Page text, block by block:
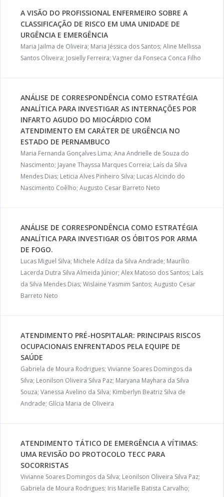
A VISÃO DO PROFISSIONAL ENFERMEIRO SOBRE A
CLASSIFICAÇÃO DE RISCO EM UMA UNIDADE DE
URGÊNCIA E EMERGÊNCIA
Maria Jailma de Oliveira; Maria Jéssica dos Santos; Aline Mellissa
Santos Oliveira; Josielly Ferreira; Vagner da Fonseca Conca Filho
ANÁLISE DE CORRESPONDÊNCIA COMO ESTRATÉGIA
ANALÍTICA PARA INVESTIGAR AS INTERNAÇÕES POR
INFARTO AGUDO DO MIOCÁRDIO COM
ATENDIMENTO EM CARÁTER DE URGÊNCIA NO
ESTADO DE PERNAMBUCO
Maria Fernanda Gonçalves Lima; Ana Andrielle de Souza do
Nascimento; Jayane Thayssa Marques Correia; Laís da Silva
Mendes Dias; Leticia Alves Pinheiro Silva; Lucas Alcindo do
Nascimento Coêlho; Augusto Cesar Barreto Neto
ANÁLISE DE CORRESPONDÊNCIA COMO ESTRATÉGIA
ANALÍTICA PARA INVESTIGAR OS ÓBITOS POR ARMA
DE FOGO.
Lucas Miguel Silva; Michele Adilza da Silva Andrade; Maurílio
Lacerda Dutra Silva Almeida Júnior; Alex Matoso dos Santos; Laís
da Silva Mendes Dias; Wislaine Yasmim Santos; Augusto Cesar
Barreto Neto
ATENDIMENTO PRÉ-HOSPITALAR: PRINCIPAIS RISCOS
OCUPACIONAIS ENFRENTADOS PELA EQUIPE DE
SAÚDE
Gabriela de Moura Rodrigues; Vivianne Soares Domingos da
Silva; Leonilson Oliveira Silva Paz; Maryana Mayhara da Silva
Souza; Vanessa Avelino da Silva; Kimberlyn Beatriz Silva de
Andrade; Glícia Maria de Oliveira
ATENDIMENTO TÁTICO DE EMERGÊNCIA A VÍTIMAS:
UMA REVISÃO DO PROTOCOLO TECC PARA
SOCORRISTAS
Vivianne Soares Domingos da Silva; Leonilson Oliveira Silva Paz;
Gabriela de Moura Rodrigues; Iris Marielle Batista Carvalho;